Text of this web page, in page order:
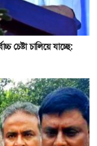
চেষ্টা চালিয়ে যাচ্ছে: